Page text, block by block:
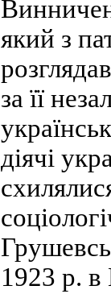
який з
за її
діячі
1923 р. в